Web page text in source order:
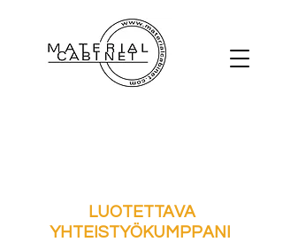
LUOTETTAVA
YHTEISTYÖKUMPPANI